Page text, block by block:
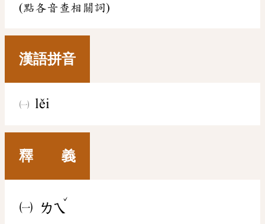
(點各音查相關詞)
漢語拼音
lěi
釋 義
㈠ ㄌㄟ
ˇ